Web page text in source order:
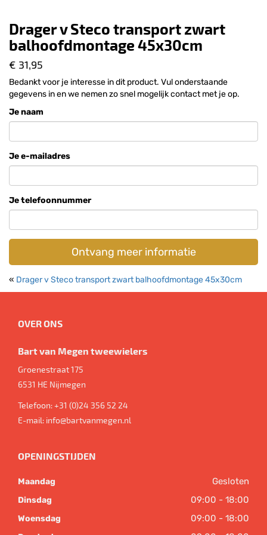
Drager v Steco transport zwart
balhoofdmontage 45x30cm
€ 31,95
Bedankt voor je interesse in dit product. Vul onderstaande
gegevens in en we nemen zo snel mogelijk contact met je op.
Je naam
Je e-mailadres
Je telefoonnummer
Ontvang meer informatie
« Drager v Steco transport zwart balhoofdmontage 45x30cm
OVER ONS
Bart van Megen tweewielers
Groenestraat 175
6531 HE Nijmegen
Telefoon:+31 (0)24 356 52 24
E-mail: info@bartvanmegen.nl
OPENINGSTIJDEN
Maandag Gesloten
Dinsdag 09:00 - 18:00
Woensdag 09:00 - 18:00